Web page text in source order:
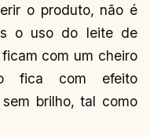
o produto, não é
o uso do leite de
com um cheiro
fica com efeito
brilho, tal como